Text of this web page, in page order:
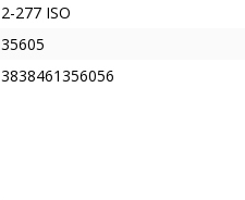
2-277 ISO
35605
3838461356056